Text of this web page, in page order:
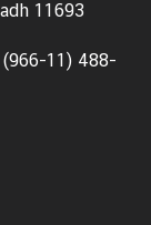
11693
11) 488-